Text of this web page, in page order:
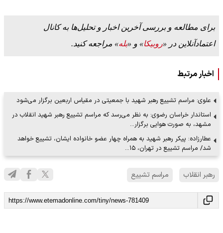
برای مطالعه و بررسی آخرین اخبار و تحلیل‌ها به کانال
اعتمادآنلاین در «روبیکا» و «بله» مراجعه کنید.
اخبار مرتبط
علوی: مراسم تشییع رهبر شهید با جمعیتی در مقیاس اربعین برگزار می‌شود
استاندار خراسان رضوی: به نظر می‌رسد که مراسم تشییع رهبر شهید انقلاب در
مشهد، به صورت هوایی برگزار…
عطارزاده: پیکر رهبر شهید به همراه چهار عضو خانواده ایشان، تشییع خواهد
شد/ مراسم تشییع در تهران، ۱۵…
رهبر انقلاب مراسم تشییع